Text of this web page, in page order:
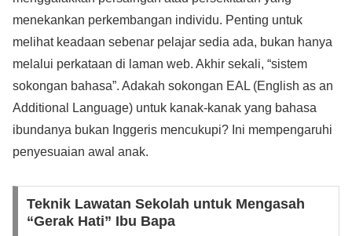
menekankan perkembangan individu. Penting untuk
melihat keadaan sebenar pelajar sedia ada, bukan hanya
melalui perkataan di laman web. Akhir sekali, “sistem
sokongan bahasa”. Adakah sokongan EAL (English as an
Additional Language) untuk kanak-kanak yang bahasa
ibundanya bukan Inggeris mencukupi? Ini mempengaruhi
penyesuaian awal anak.
Teknik Lawatan Sekolah untuk Mengasah
“Gerak Hati” Ibu Bapa